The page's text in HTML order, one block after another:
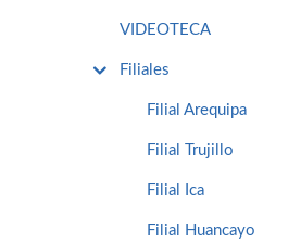
VIDEOTECA
Filiales
Filial Arequipa
Filial Trujillo
Filial Ica
Filial Huancayo